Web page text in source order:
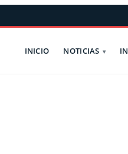
INICIO NOTICIAS